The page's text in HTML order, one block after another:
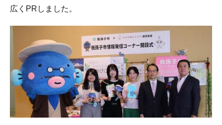
広くPRしました。